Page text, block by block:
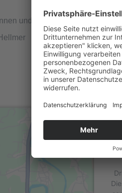
und Schüler der Klassen 6 - 8